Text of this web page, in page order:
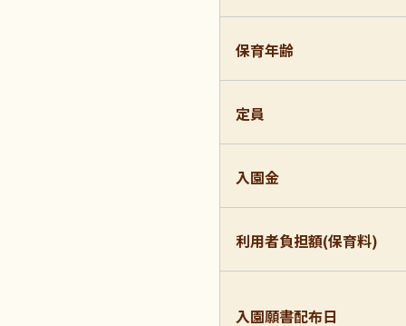
保育年齢
定員
入園金
利用者負担額(保育料)
入園願書配布日